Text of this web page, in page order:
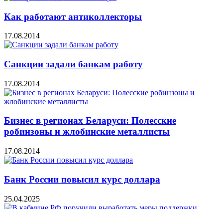
Как работают антиколлекторы
17.08.2014
Санкции задали банкам работу
17.08.2014
Бизнес в регионах Беларуси: Полесские
робинзоны и жлобинские металлисты
17.08.2014
Банк России повысил курс доллара
25.04.2025